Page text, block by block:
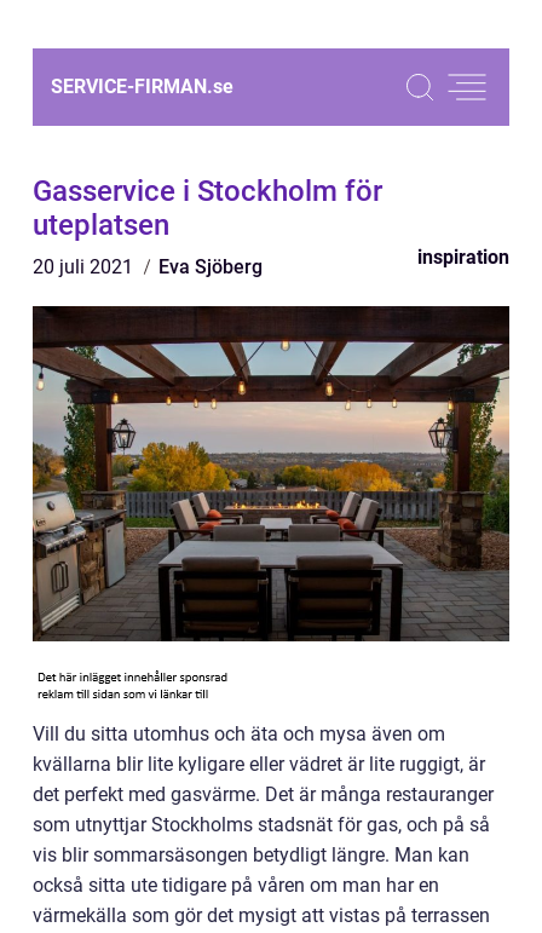
SERVICE-FIRMAN.se
Gasservice i Stockholm för
uteplatsen
20 juli 2021 Eva Sjöberg inspiration
Vill du sitta utomhus och äta och mysa även om
kvällarna blir lite kyligare eller vädret är lite ruggigt, är
det perfekt med gasvärme. Det är många restauranger
som utnyttjar Stockholms stadsnät för gas, och på så
vis blir sommarsäsongen betydligt längre. Man kan
också sitta ute tidigare på våren om man har en
värmekälla som gör det mysigt att vistas på terrassen